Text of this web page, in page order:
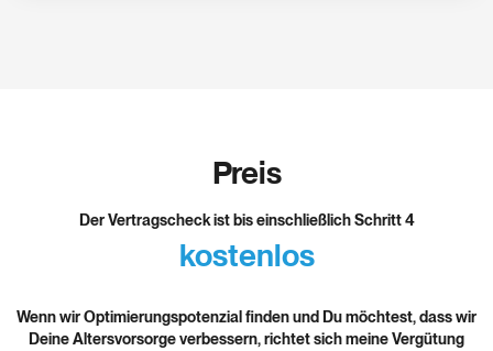
Preis
Der Vertragscheck ist bis einschließlich Schritt 4
kostenlos
Wenn wir Optimierungspotenzial finden und Du möchtest, dass wir
Deine Altersvorsorge verbessern, richtet sich meine Vergütung